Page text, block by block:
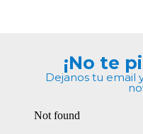
¡No te
Dejanos tu email